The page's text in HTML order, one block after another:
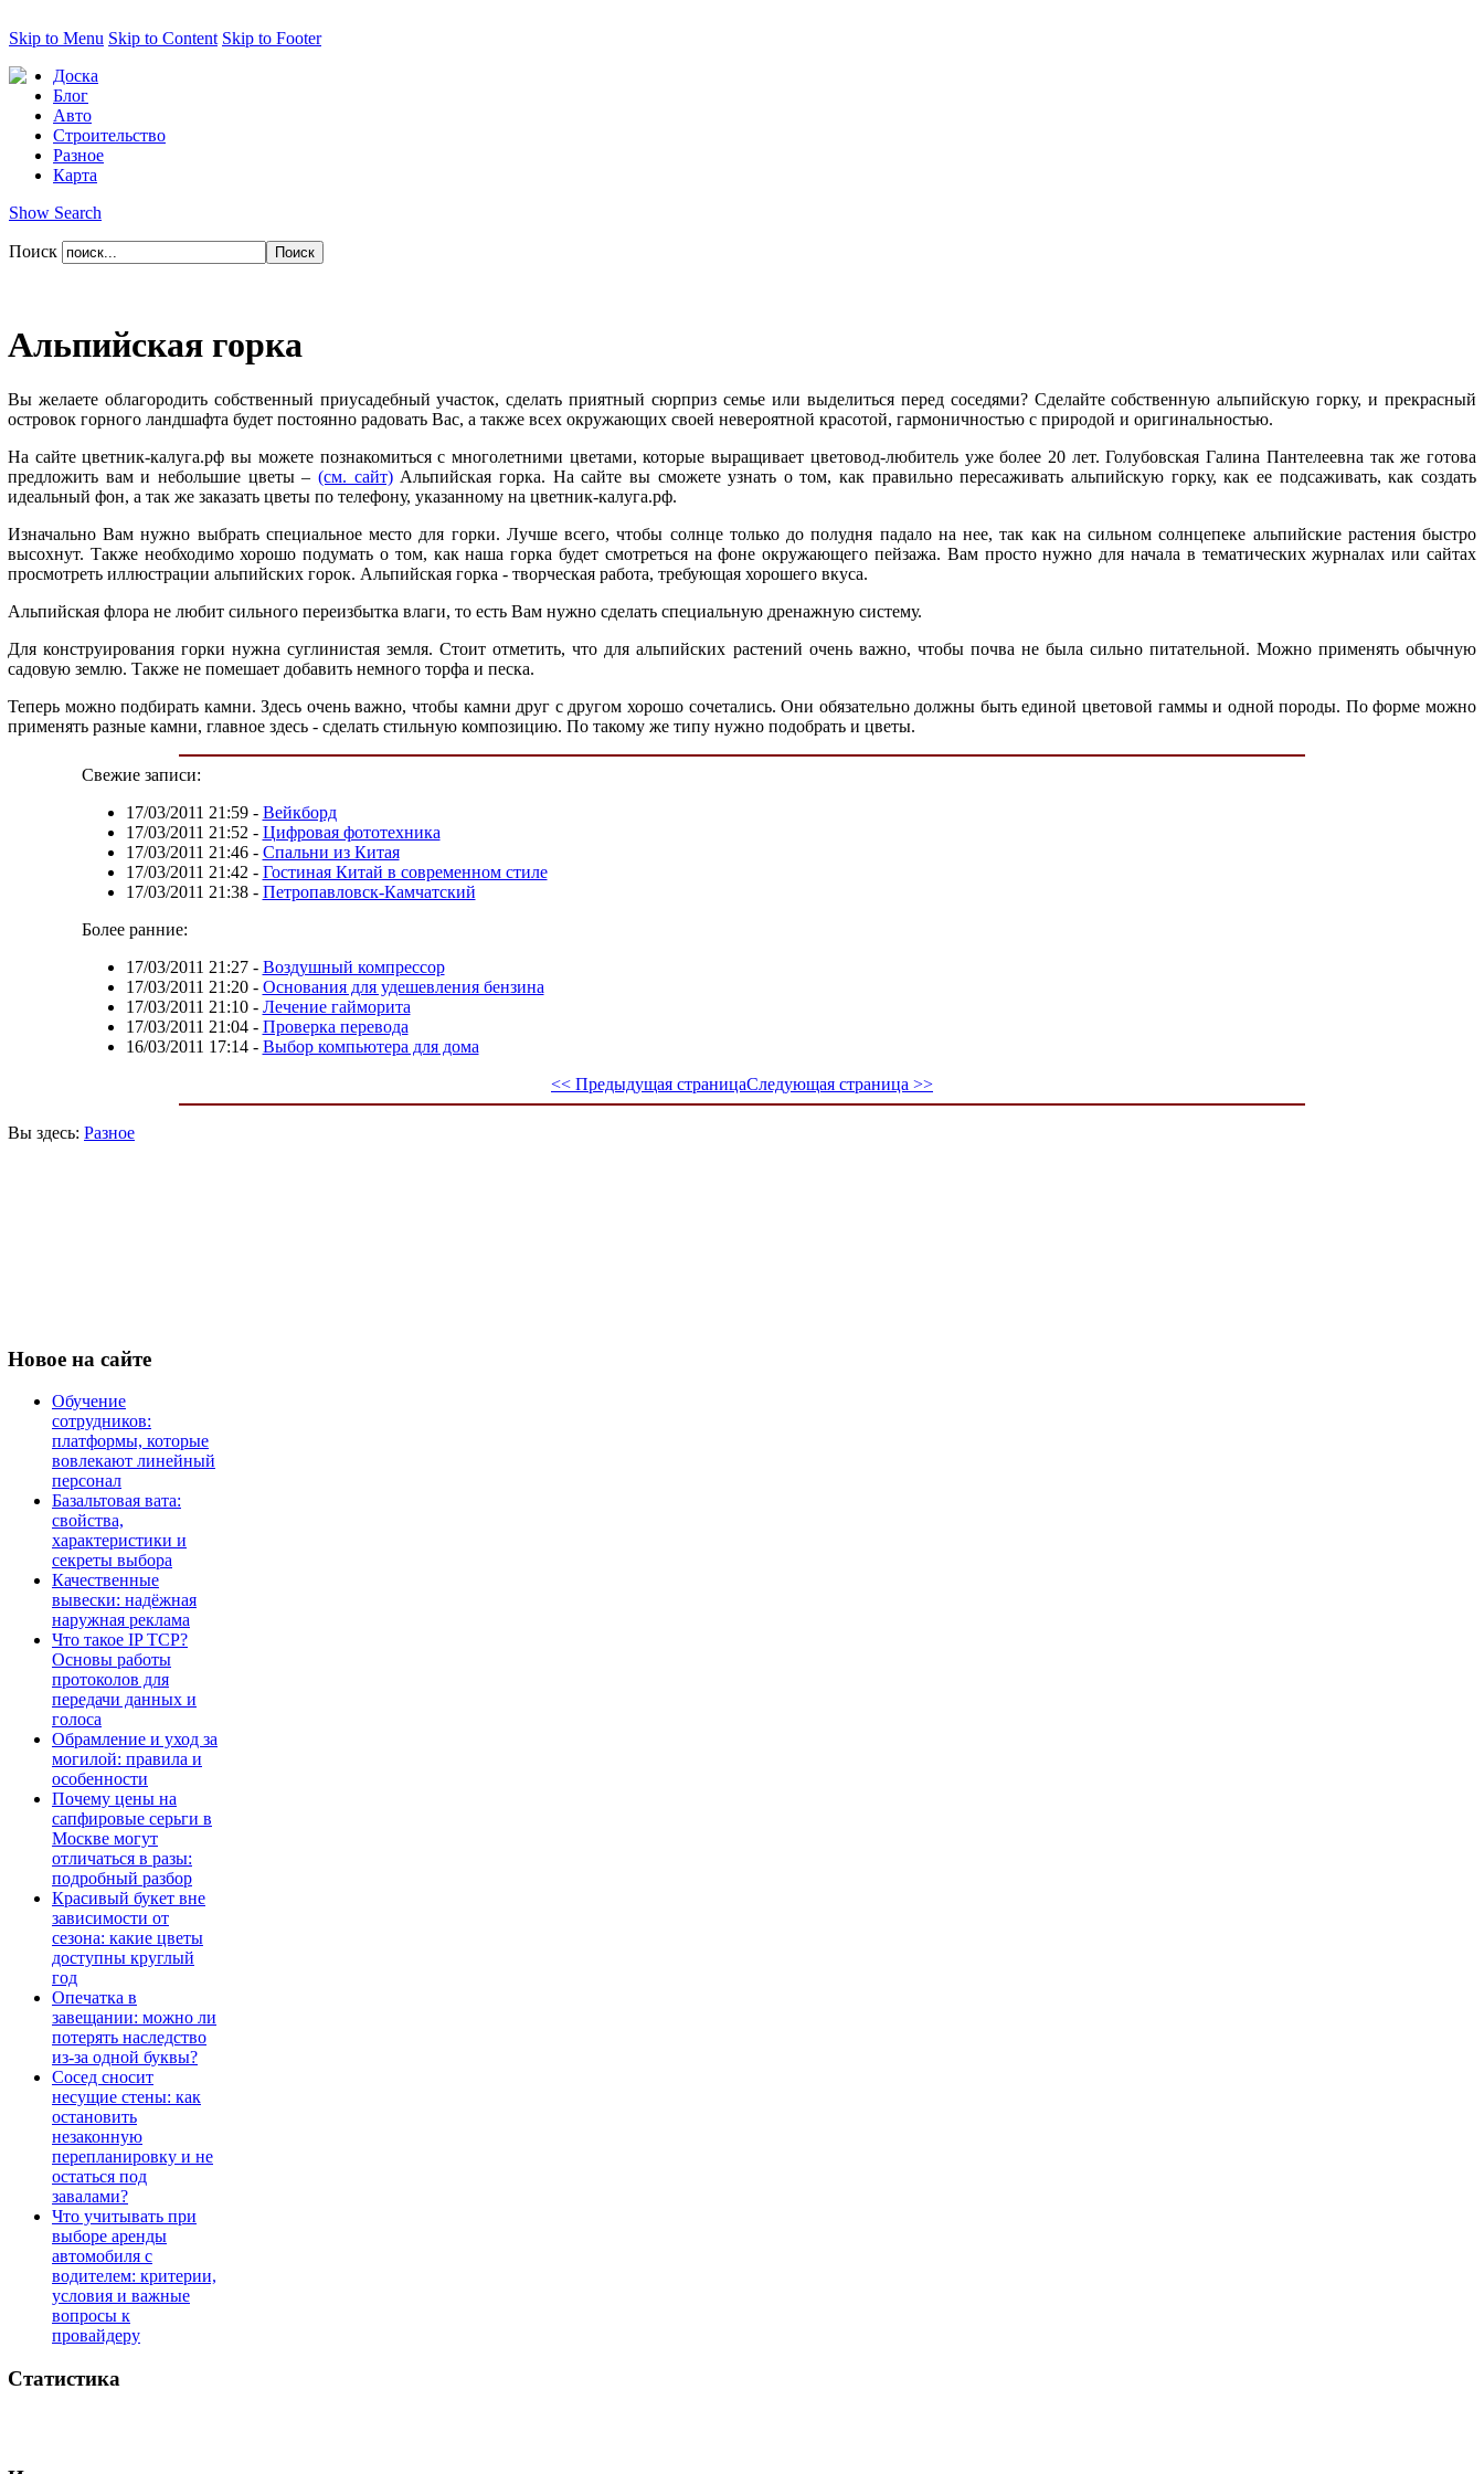
Skip to Menu Skip to Content Skip to Footer
Доска
Блог
Авто
Строительство
Разное
Карта
Show Search
Поиск
Альпийская горка
Вы желаете облагородить собственный приусадебный участок, сделать приятный сюрприз семье или выделиться перед соседями? Сделайте собственную альпийскую горку, и прекрасный
островок горного ландшафта будет постоянно радовать Вас, а также всех окружающих своей невероятной красотой, гармоничностью с природой и оригинальностью.
На сайте цветник-калуга.рф вы можете познакомиться с многолетними цветами, которые выращивает цветовод-любитель уже более 20 лет. Голубовская Галина Пантелеевна так же готова
предложить вам и небольшие цветы – (см. сайт)Альпийская горка. На сайте вы сможете узнать о том, как правильно пересаживать альпийскую горку, как ее подсаживать, как создать
идеальный фон, а так же заказать цветы по телефону, указанному на цветник-калуга.рф.
Изначально Вам нужно выбрать специальное место для горки. Лучше всего, чтобы солнце только до полудня падало на нее, так как на сильном солнцепеке альпийские растения быстро
высохнут. Также необходимо хорошо подумать о том, как наша горка будет смотреться на фоне окружающего пейзажа. Вам просто нужно для начала в тематических журналах или сайтах
просмотреть иллюстрации альпийских горок. Альпийская горка - творческая работа, требующая хорошего вкуса.
Альпийская флора не любит сильного переизбытка влаги, то есть Вам нужно сделать специальную дренажную систему.
Для конструирования горки нужна суглинистая земля. Стоит отметить, что для альпийских растений очень важно, чтобы почва не была сильно питательной. Можно применять обычную
садовую землю. Также не помешает добавить немного торфа и песка.
Теперь можно подбирать камни. Здесь очень важно, чтобы камни друг с другом хорошо сочетались. Они обязательно должны быть единой цветовой гаммы и одной породы. По форме можно
применять разные камни, главное здесь - сделать стильную композицию. По такому же типу нужно подобрать и цветы.
Свежие записи:
17/03/2011 21:59- Вейкборд
17/03/2011 21:52 - Цифровая фототехника
17/03/2011 21:46- Спальни из Китая
17/03/2011 21:42 - Гостиная Китай в современном стиле
17/03/2011 21:38- Петропавловск-Камчатский
Более ранние:
17/03/2011 21:27- Воздушный компрессор
17/03/2011 21:20- Основания для удешевления бензина
17/03/2011 21:10- Лечение гайморита
17/03/2011 21:04- Проверка перевода
16/03/2011 17:14- Выбор компьютера для дома
<< Предыдущая страницаСледующая страница >>
Вы здесь: Разное
Новое на сайте
Обучение
сотрудников:
платформы, которые
вовлекают линейный
персонал
Базальтовая вата:
свойства,
характеристики и
секреты выбора
Качественные
вывески: надёжная
наружная реклама
Что такое IP TCP?
Основы работы
протоколов для
передачи данных и
голоса
Обрамление и уход за
могилой: правила и
особенности
Почему цены на
сапфировые серьги в
Москве могут
отличаться в разы:
подробный разбор
Красивый букет вне
зависимости от
сезона: какие цветы
доступны круглый
год
Опечатка в
завещании: можно ли
потерять наследство
из-за одной буквы?
Сосед сносит
несущие стены: как
остановить
незаконную
перепланировку и не
остаться под
завалами?
Что учитывать при
выборе аренды
автомобиля с
водителем: критерии,
условия и важные
вопросы к
провайдеру
Статистика